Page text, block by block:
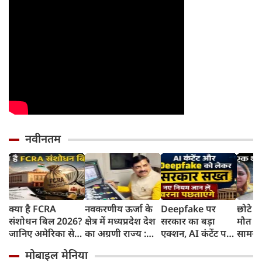
नवीनतम
क्या है FCRA
संशोधन बिल 2026?
जानिए अमेरिका से
क्यों हैं चिंतित
नवकरणीय ऊर्जा के
क्षेत्र में मध्यप्रदेश देश
का अग्रणी राज्य :
यादव
Deepfake पर
सरकार का बड़ा
एक्शन, AI कंटेंट पर
गैरकानूनी सामग्री अब
छोटे
मौत के
सामने
फरार
मोबाइल मेनिया